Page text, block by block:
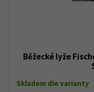
Běžecké lyže
Skladem dle varianty